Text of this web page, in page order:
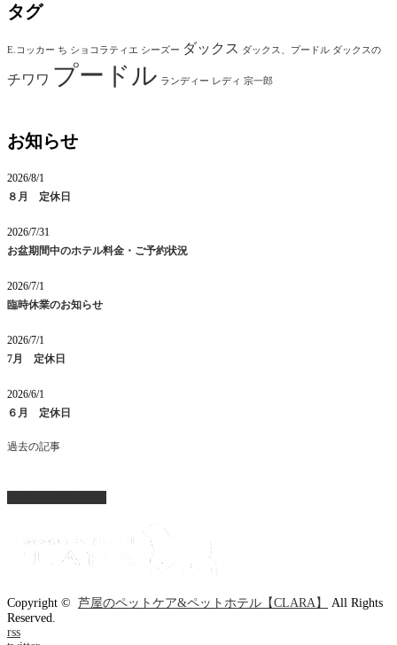
タグ
E.コッカー ち ショコラティエ シーズー ダックス ダックス、プードル ダックスの
チワワ プードル ランディー レディ 宗一郎
お知らせ
2026/8/1
８月 定休日
2026/7/31
お盆期間中のホテル料金・ご予約状況
2026/7/1
臨時休業のお知らせ
2026/7/1
7月 定休日
2026/6/1
６月 定休日
過去の記事
Copyright © 芦屋のペットケア&ペットホテル【CLARA】
All Rights
Reserved.
rss